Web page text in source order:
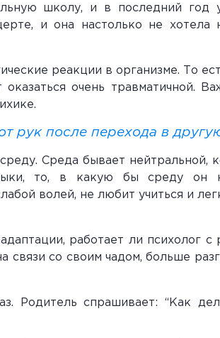
школу, и в последний год
и она настолько не хотела
реакции в организме. То
очень травматичной.
рук после перехода в
Среда бывает нейтральной,
то, в какую бы среду он
волей, не любит учиться и
работает ли психолог с
со своим чадом, больше
Родитель спрашивает: “Как